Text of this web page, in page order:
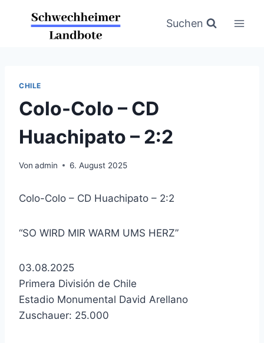
Suchen
CHILE
Colo-Colo – CD
Huachipato – 2:2
Von admin 6. August 2025
Colo-Colo – CD Huachipato – 2:2
“SO WIRD MIR WARM UMS HERZ”
03.08.2025
Primera División de Chile
Estadio Monumental David Arellano
Zuschauer: 25.000